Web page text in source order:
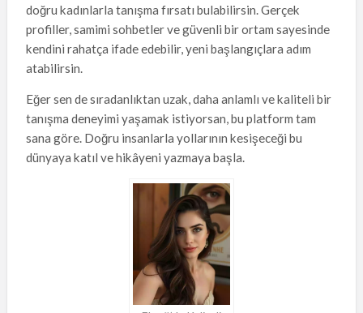
doğru kadınlarla tanışma fırsatı bulabilirsin. Gerçek
profiller, samimi sohbetler ve güvenli bir ortam sayesinde
kendini rahatça ifade edebilir, yeni başlangıçlara adım
atabilirsin.
Eğer sen de sıradanlıktan uzak, daha anlamlı ve kaliteli bir
tanışma deneyimi yaşamak istiyorsan, bu platform tam
sana göre. Doğru insanlarla yollarının kesişeceği bu
dünyaya katıl ve hikâyeni yazmaya başla.